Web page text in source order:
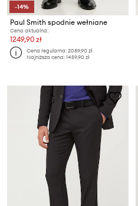
-14%
Paul Smith spodnie wełniane
Cena aktualna:
1249,90 zł
Cena regularna:2089,90 zł
Najniższa cena:1459,90 zł